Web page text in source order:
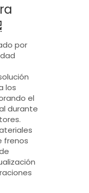
por
los
el
durante
frenos